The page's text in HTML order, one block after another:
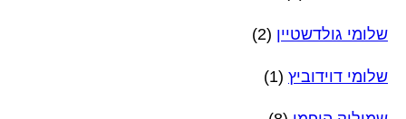
שלומי גולדשטיין (2)
שלומי דוידוביץ (1)